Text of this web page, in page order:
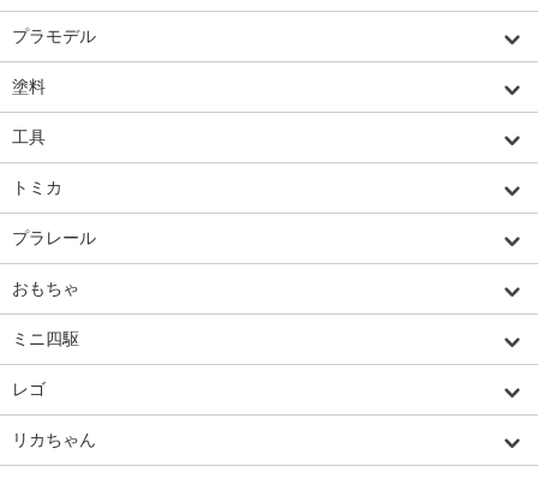
プラモデル
塗料
工具
トミカ
プラレール
おもちゃ
ミニ四駆
レゴ
リカちゃん